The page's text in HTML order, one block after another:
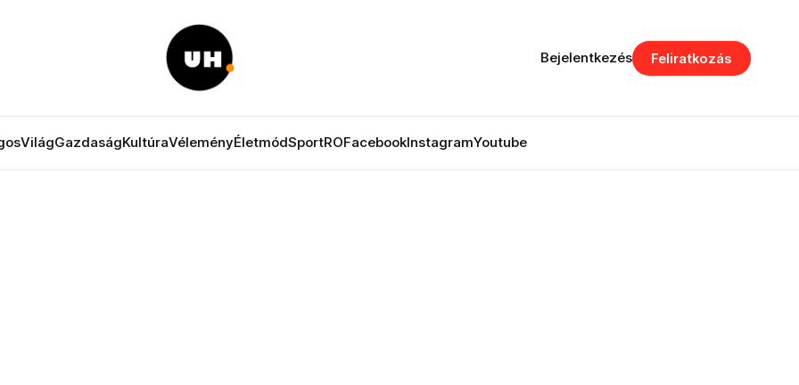
VilágGazdaságKultúraVéleményÉletmódSportROFacebookInstagramYoutube
Bejelentkezés Feliratkozás